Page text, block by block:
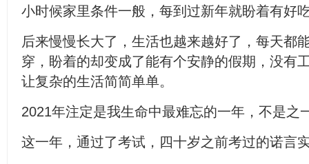
小时候家里条件一般，每到过新年就盼着有好
后来慢慢长大了，生活也越来越好了，每天都
穿，盼着的却变成了能有个安静的假期，没有
让复杂的生活简简单单。
2021年注定是我生命中最难忘的一年，不是之
这一年，通过了考试，四十岁之前考过的诺言